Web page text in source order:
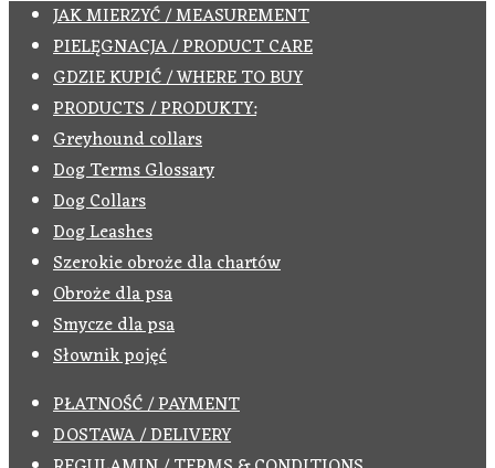
JAK MIERZYĆ / MEASUREMENT
PIELĘGNACJA / PRODUCT CARE
GDZIE KUPIĆ / WHERE TO BUY
PRODUCTS / PRODUKTY:
Greyhound collars
Dog Terms Glossary
Dog Collars
Dog Leashes
Szerokie obroże dla chartów
Obroże dla psa
Smycze dla psa
Słownik pojęć
PŁATNOŚĆ / PAYMENT
DOSTAWA / DELIVERY